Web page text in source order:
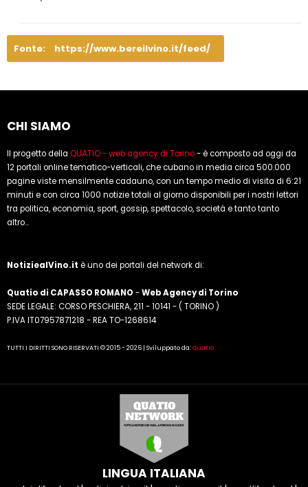
Fonte: https://www.bereilvino.it/feed/
CHI SIAMO
Il progetto della QUATIO - web agency di Torino- è composto ad oggi da
12 portali online tematico-verticali, che cubano in media circa 500.000
pagine viste mensilmente cadauno, con un tempo medio di visita di 6:21
minuti e con circa 1000 notizie totali al giorno disponibili per i nostri lettori
tra politica, economia, sport, gossip, spettacolo, società e tanto tanto
altro...
NotiziealVino.it è uno dei portali del network di:
Quatio di CAPASSO ROMANO -Web Agency di Torino
SEDE LEGALE: CORSO PESCHIERA, 211 - 10141 - ( TORINO )
P.IVA IT07957871218 - REA TO-1268614
TUTTI I DIRITTI SONO RISERVATI © 2015 - 2026 | Sviluppato da:Quatio
LINGUA ITALIANA